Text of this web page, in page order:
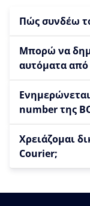
Πώς συνδέω
Μπορώ να
αυτόματα
number της
Χρειάζομαι
Courier;